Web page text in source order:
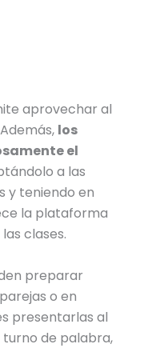
aprovechar al
los
el
a las
y teniendo en
la plataforma
clases.
preparar
o en
presentarlas al
de palabra,